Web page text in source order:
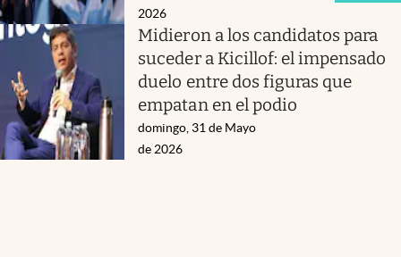
2026
Midieron a los candidatos para
suceder a Kicillof: el impensado
duelo entre dos figuras que
empatan en el podio
domingo, 31 de Mayo
de 2026